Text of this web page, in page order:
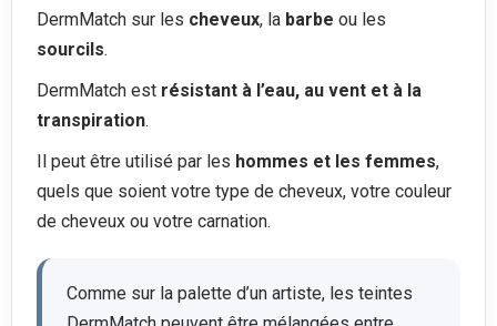
DermMatch sur les cheveux, la barbe ou les
sourcils.
DermMatch est résistant à l’eau, au vent et à la
transpiration.
Il peut être utilisé par les hommes et les femmes,
quels que soient votre type de cheveux, votre couleur
de cheveux ou votre carnation.
Comme sur la palette d’un artiste, les teintes